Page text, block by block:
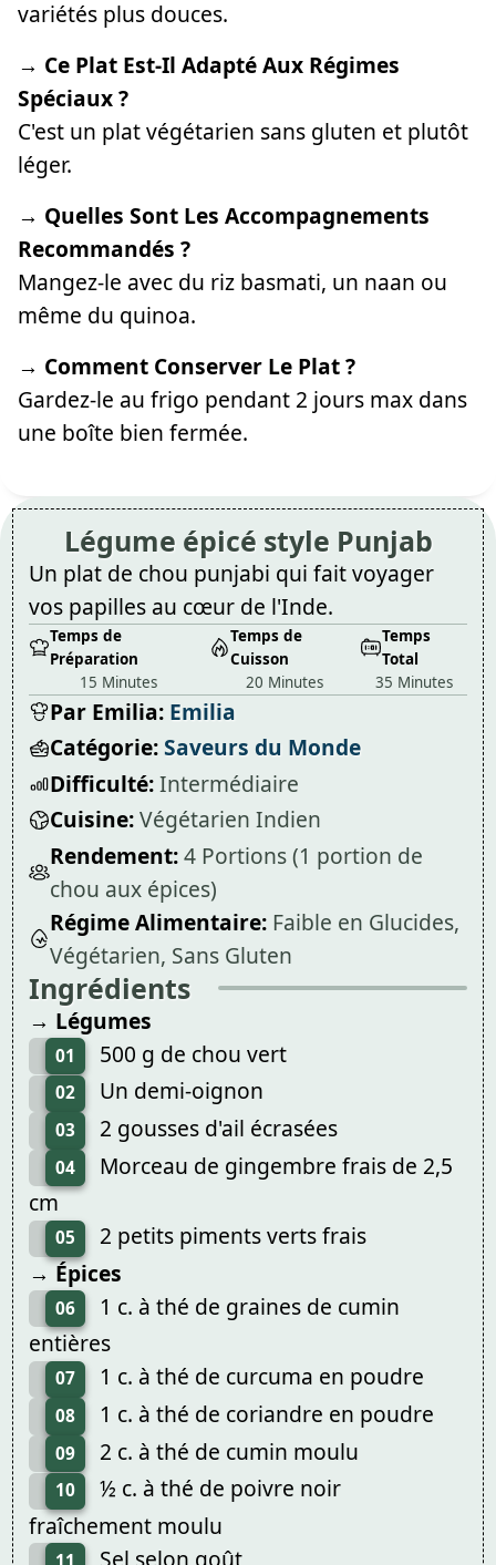
variétés plus douces.
→ Ce Plat Est-Il Adapté Aux Régimes
Spéciaux ?
C'est un plat végétarien sans gluten et plutôt
léger.
→ Quelles Sont Les Accompagnements
Recommandés ?
Mangez-le avec du riz basmati, un naan ou
même du quinoa.
→ Comment Conserver Le Plat ?
Gardez-le au frigo pendant 2 jours max dans
une boîte bien fermée.
Légume épicé style Punjab
Un plat de chou punjabi qui fait voyager
vos papilles au cœur de l'Inde.
Temps de
Préparation
15 Minutes
Temps de
Cuisson
20 Minutes
Temps
Total
35 Minutes
Par Emilia: Emilia
Catégorie:Saveurs du Monde
Difficulté:Intermédiaire
Cuisine:Végétarien Indien
Rendement:4 Portions (1 portion de
chou aux épices)
Régime Alimentaire: Faible en Glucides,
Végétarien, Sans Gluten
Ingrédients
→ Légumes
01 500 g de chou vert
02 Un demi-oignon
03 2 gousses d'ail écrasées
04
Morceau de gingembre frais de 2,5
cm
05
2 petits piments verts frais
→ Épices
06
1 c. à thé de graines de cumin
entières
07 1 c. à thé de curcuma en poudre
08 1 c. à thé de coriandre en poudre
09 2 c. à thé de cumin moulu
10
½ c. à thé de poivre noir
fraîchement moulu
Sel selon goût